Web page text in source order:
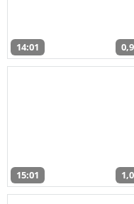
14:01
15:01